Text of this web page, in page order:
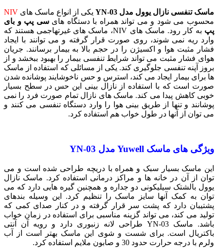
ماسک تنفسی نازال یوول مدل YN-03 یکی از انواع ماسک های NIV
محسوب می شود و می تواند همراه با دستگاه هایسی پپ و بای
پپ
به کار رود. ماسک های NIV، ماسک های غیرتهاجمی هستند که
وارد ریه نمی شوند، روی صورت قرار گرفته و می توانند با ایجاد
فشار مثبت هوا و اکسیژن را در حجم بالا به بیمار برسانند. جریان
هوای فشار مثبت می تواند شرایط تنفسی بیمار را بهبود ببخشد و از
بروز آپنه تنفسی جلوگیری کند. یکی از مسائلی که استفاده از ماسک
ها برای بیمار ایجاد می کند، استرس و حس ناخوشایند پوشانده شدن
صورت است که با استفاده از نازال بینی این حس در سطح بسیار
خوبی کاهش پیدا می کند. ماسک های نازال تمام صورت فرد را نمی
پوشانند و تنها از طریق بینی هوا را وارد دستگاه تنفسی می کنند و
می توان از آنها در طول خواب هم استفاده کرد.
ویژگی های ماسک Yuwell مدل YN-03
این ماسک بسیار سبک و همراه با دریچه طراحی شده است و می
توان از آن در خانه ها و مراکز درمانی استفاده کرد. ماسک نازال
یوول بالشتک سیلیکونی دو جداره و همچنین گیره هایی دارد که می
توان به کمک آنها سایز ماسک را تنظیم کرد. این وسیله بندهای
پشتیبان دارد که پشت سر قرار گرفته و در کنار صدای کمی که
تولید می کند، می تواند گزینه مناسبی برای استفاده در زمان خواب
باشد. ماسک YN-03 طراحی لانه زنبوری دارد و رویه آن آنتی
باکتریال است. برای شست و شوی این ماسک بهتر است از آب
ولرم با درجه حرارت حدود 30 و صابون ملایم استفاده کرد.